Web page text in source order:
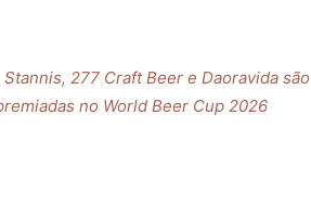
Stannis, 277 Craft Beer e Daoravida são
no World Beer Cup 2026